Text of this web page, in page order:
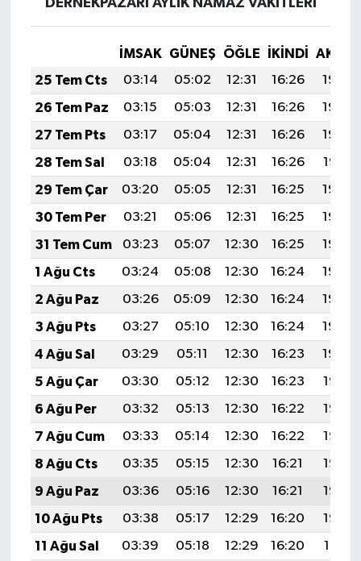
DERNEKPAZARI AYLIK NAMAZ VAKITLERI
İMSAK GÜNEŞ ÖĞLE İKINDI
25 Tem Cts
03:14 05:02 12:31 16:26
19:49
26 Tem Paz
03:15 05:03 12:31 16:26
19:49
27 Tem Pts
03:17 05:04 12:31 16:26
19:48
28 Tem Sal
03:18 05:04 12:31 16:26
19:47
29 Tem Çar
03:20 05:05 12:31 16:25
19:46
30 Tem Per
03:21 05:06 12:31 16:25
19:45
31 Tem Cum
03:23 05:07 12:30 16:25
19:44
1 Ağu Cts
03:24 05:08 12:30 16:24
19:43
2 Ağu Paz
03:26 05:09 12:30 16:24
19:42
3 Ağu Pts
03:27 05:10 12:30 16:24
19:40
4 Ağu Sal
03:29 05:11 12:30 16:23
19:39
5 Ağu Çar
03:30 05:12 12:30 16:23
19:38
6 Ağu Per
03:32 05:13 12:30 16:22
19:37
7 Ağu Cum
03:33 05:14 12:30 16:22
19:36
8 Ağu Cts
03:35 05:15 12:30 16:21
19:35
9 Ağu Paz
03:36 05:16 12:30 16:21
19:33
10 Ağu Pts
03:38 05:17 12:29 16:20
19:32
11 Ağu Sal
03:39 05:18 12:29 16:20
19:31